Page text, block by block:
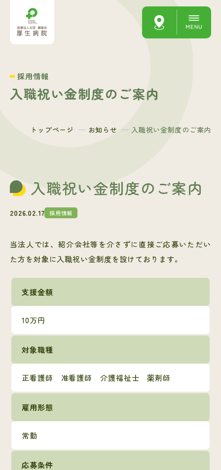
採用情報
入職祝い金制度のご案内
トップページ お知らせ 入職祝い金制度のご案内
入職祝い金制度のご案内
2026.02.17 採用情報
当法人では、紹介会社等を介さずに直接ご応募いただい
た方を対象に入職祝い金制度を設けております。
支援金額
10万円
対象職種
正看護師 准看護師 介護福祉士 薬剤師
雇用形態
常勤
応募条件